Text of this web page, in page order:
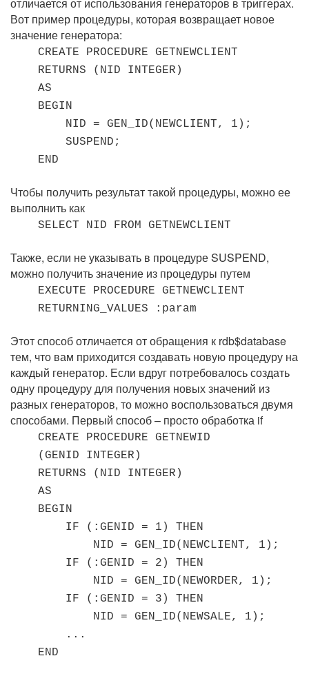
Вот пример процедуры, которая возвращает новое
значение генератора:
CREATE PROCEDURE GETNEWCLIENT
RETURNS (NID INTEGER)
AS
BEGIN
NID = GEN_ID(NEWCLIENT, 1);
SUSPEND;
END
Чтобы получить результат такой процедуры, можно ее
выполнить как
SELECT NID FROM GETNEWCLIENT
Также, если не указывать в процедуре SUSPEND,
можно получить значение из процедуры путем
EXECUTE PROCEDURE GETNEWCLIENT
RETURNING_VALUES :param
Этот способ отличается от обращения к rdb$database
тем, что вам приходится создавать новую процедуру на
каждый генератор. Если вдруг потребовалось создать
одну процедуру для получения новых значений из
разных генераторов, то можно воспользоваться двумя
способами. Первый способ – просто обработка if
CREATE PROCEDURE GETNEWID
(GENID INTEGER)
RETURNS (NID INTEGER)
AS
BEGIN
IF (:GENID = 1) THEN
NID = GEN_ID(NEWCLIENT, 1);
IF (:GENID = 2) THEN
NID = GEN_ID(NEWORDER, 1);
IF (:GENID = 3) THEN
NID = GEN_ID(NEWSALE, 1);
...
END